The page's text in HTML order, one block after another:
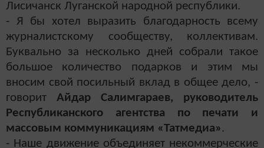
Лисичанск Луганской народной республики.
- Я бы хотел выразить благодарность всему
журналистскому сообществу, коллективам.
Буквально за несколько дней собрали такое
большое количество подарков и этим мы
вносим свой посильный вклад в общее дело, -
говорит Айдар Салимгараев, руководитель
Республиканского агентства по печати и
массовым коммуникациям «Татмедиа».
- Наше движение объединяет некоммерческие